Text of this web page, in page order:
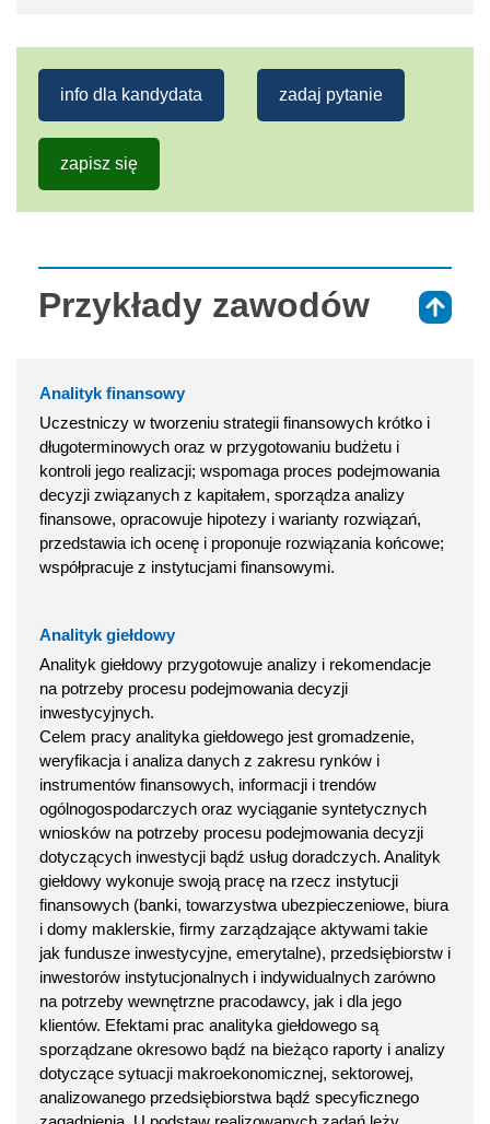
info dla kandydata zadaj pytanie
zapisz się
Przykłady zawodów
Analityk finansowy
Uczestniczy w tworzeniu strategii finansowych krótko i
długoterminowych oraz w przygotowaniu budżetu i
kontroli jego realizacji; wspomaga proces podejmowania
decyzji związanych z kapitałem, sporządza analizy
finansowe, opracowuje hipotezy i warianty rozwiązań,
przedstawia ich ocenę i proponuje rozwiązania końcowe;
współpracuje z instytucjami finansowymi.
Analityk giełdowy
Analityk giełdowy przygotowuje analizy i rekomendacje
na potrzeby procesu podejmowania decyzji
inwestycyjnych.
Celem pracy analityka giełdowego jest gromadzenie,
weryfikacja i analiza danych z zakresu rynków i
instrumentów finansowych, informacji i trendów
ogólnogospodarczych oraz wyciąganie syntetycznych
wniosków na potrzeby procesu podejmowania decyzji
dotyczących inwestycji bądź usług doradczych. Analityk
giełdowy wykonuje swoją pracę na rzecz instytucji
finansowych (banki, towarzystwa ubezpieczeniowe, biura
i domy maklerskie, firmy zarządzające aktywami takie
jak fundusze inwestycyjne, emerytalne), przedsiębiorstw i
inwestorów instytucjonalnych i indywidualnych zarówno
na potrzeby wewnętrzne pracodawcy, jak i dla jego
klientów. Efektami prac analityka giełdowego są
sporządzane okresowo bądź na bieżąco raporty i analizy
dotyczące sytuacji makroekonomicznej, sektorowej,
analizowanego przedsiębiorstwa bądź specyficznego